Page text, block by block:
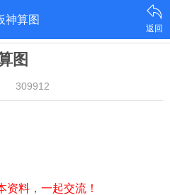
神算图
返回
图
309912
资料，一起交流！